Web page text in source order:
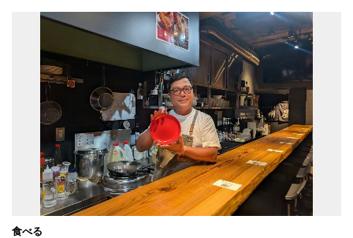
食べる